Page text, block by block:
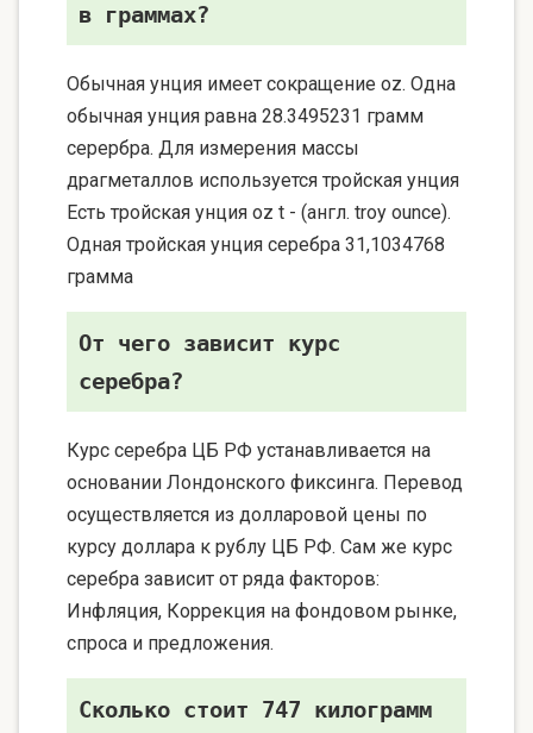
в граммах?
Обычная унция имеет сокращение oz. Одна
обычная унция равна 28.3495231 грамм
серербра. Для измерения массы
драгметаллов используется тройская унция
Есть тройская унция oz t - (англ. troy ounce).
Одная тройская унция серебра 31,1034768
грамма
От чего зависит курс
серебра?
Курс серебра ЦБ РФ устанавливается на
основании Лондонского фиксинга. Перевод
осуществляется из долларовой цены по
курсу доллара к рублу ЦБ РФ. Сам же курс
серебра зависит от ряда факторов:
Инфляция, Коррекция на фондовом рынке,
спроса и предложения.
Сколько стоит 747 килограмм